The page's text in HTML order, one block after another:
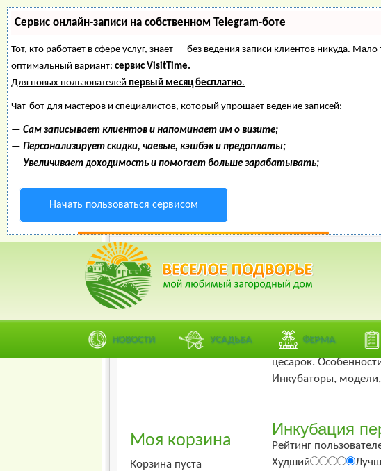
Сервис онлайн-записи на собственном Telegram-боте
Тот, кто работает в сфере услуг, знает — без ведения записи клиентов никуда.
оптимальный вариант: сервис VisitTime.
Для новых пользователей первый месяц бесплатно.
Чат-бот для мастеров и специалистов, который упрощает ведение записей:
— Сам записывает клиентов и напоминает им о визите;
— Персонализирует скидки, чаевые, кэшбэк и предоплаты;
— Увеличивает доходимость и помогает больше зарабатывать;
Начать пользоваться сервисом
НОВОСТИ УСАДЬБА ФЕРМА
Веселое Подворье- Главная страница
*Главная
Моя корзина
Корзина пуста
Инкубация
Веселое
Инкубация яиц
цесарок.
Инкубаторы,
Инкубация
Рейтинг
Худший